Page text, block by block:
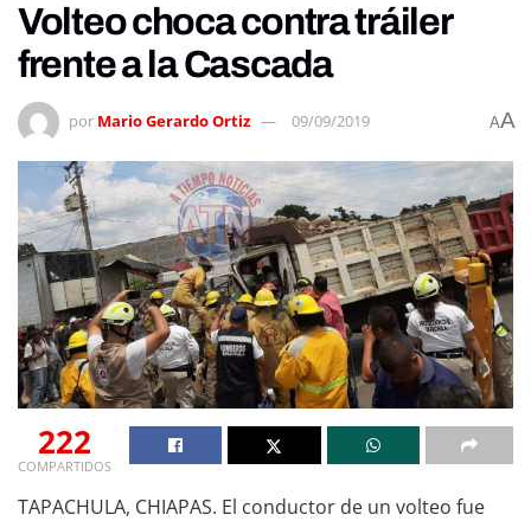
Volteo choca contra tráiler
frente a la Cascada
por Mario Gerardo Ortiz 09/09/2019 AA
222
COMPARTIDOS
TAPACHULA, CHIAPAS. El conductor de un volteo fue